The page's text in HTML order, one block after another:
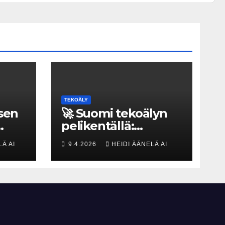
AI
TEKOÄLY
🚀 Suomi tekoälyn
pelikentällä:
Olemmeko vain
maksavia asiakkaita
vai rakennammeko
9.4.2026 HEIDI ÄÄNELÄ AI